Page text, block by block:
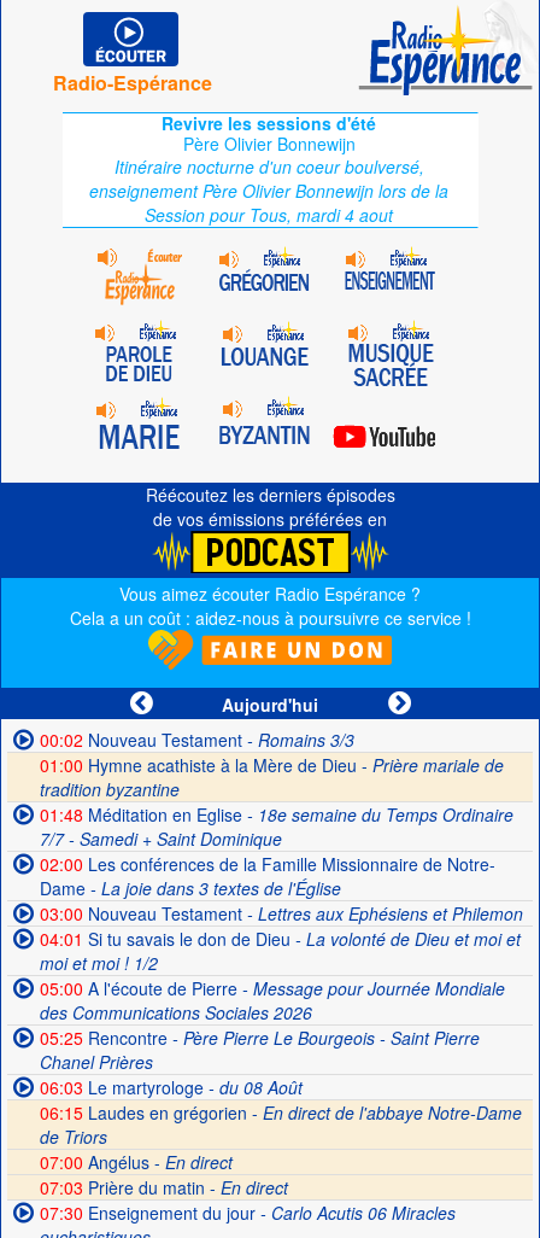
Radio-Espérance
Revivre les sessions d'été
Père Olivier Bonnewijn
Itinéraire nocturne d'un coeur boulversé,
enseignement Père Olivier Bonnewijn lors de la
Session pour Tous, mardi 4 aout
Réécoutez les derniers épisodes
de vos émissions préférées en
Vous aimez écouter Radio Espérance ?
Cela a un coût : aidez-nous à poursuivre ce service !
Aujourd'hui
00:02 Nouveau Testament- Romains 3/3
01:00 Hymne acathiste à la Mère de Dieu - Prière mariale de
tradition byzantine
01:48 Méditation en Eglise- 18e semaine du Temps Ordinaire
7/7 - Samedi + Saint Dominique
02:00 Les conférences de la Famille Missionnaire de Notre-
Dame- La joie dans 3 textes de l'Église
03:00 Nouveau Testament- Lettres aux Ephésiens et Philemon
04:01 Si tu savais le don de Dieu - La volonté de Dieu et moi et
moi et moi ! 1/2
05:00 A l'écoute de Pierre- Message pour Journée Mondiale
des Communications Sociales 2026
05:25Rencontre- Père Pierre Le Bourgeois - Saint Pierre
Chanel Prières
06:03 Le martyrologe- du 08 Août
06:15Laudes en grégorien - En direct de l'abbaye Notre-Dame
de Triors
07:00 Angélus - En direct
07:03 Prière du matin - En direct
07:30 Enseignement du jour- Carlo Acutis 06 Miracles